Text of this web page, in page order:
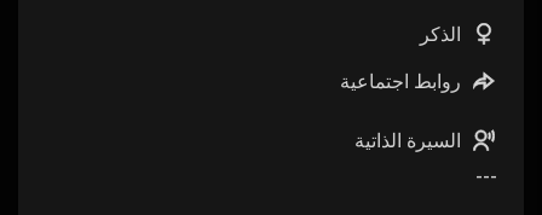
الذكر
روابط اجتماعية
السيرة الذاتية
---